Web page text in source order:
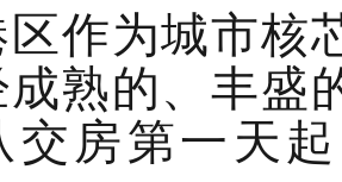
作为城市核
熟的、丰盛
交房第一天